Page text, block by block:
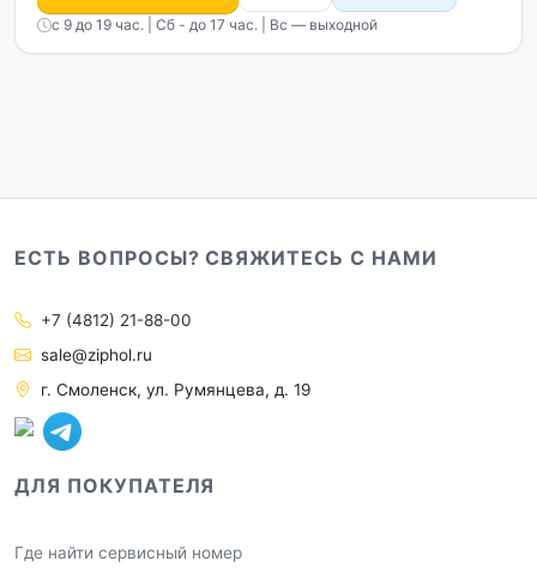
с 9 до 19 час. | Сб - до 17 час. | Вс — выходной
ЕСТЬ ВОПРОСЫ? СВЯЖИТЕСЬ С НАМИ
+7 (4812) 21-88-00
sale@ziphol.ru
г. Смоленск, ул. Румянцева, д. 19
ДЛЯ ПОКУПАТЕЛЯ
Где найти сервисный номер